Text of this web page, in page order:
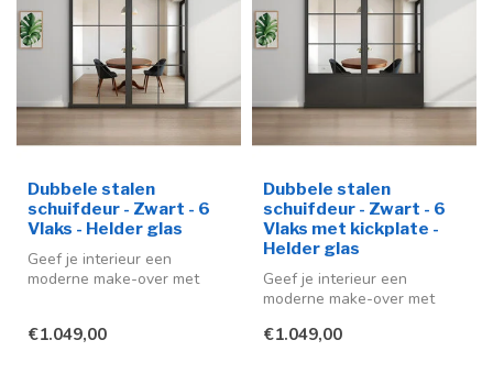
Dubbele stalen
schuifdeur - Zwart - 6
Vlaks - Helder glas
Geef je interieur een
moderne make-over met
€1.049,00
Dubbele stalen
schuifdeur - Zwart - 6
Vlaks met kickplate -
Helder glas
Geef je interieur een
moderne make-over met
schuifdeuren ...
€1.049,00